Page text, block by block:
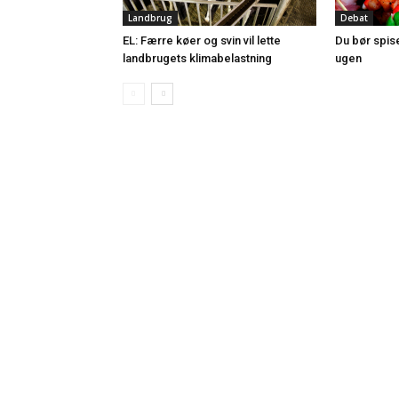
Landbrug
EL: Færre køer og svin vil lette
landbrugets klimabelastning
Debat
Du bør
ugen